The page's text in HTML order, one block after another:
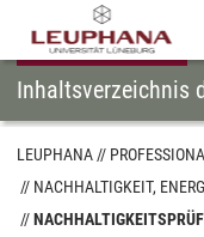
LEUPHANA
NACHHALTIGKEIT,
Inhaltsverzeichnis